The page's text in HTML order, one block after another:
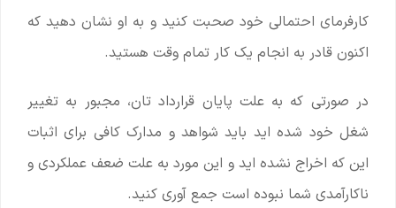
کارفرمای احتمالی خود صحبت کنید و به او نشان دهید که
اکنون قادر به انجام یک کار تمام وقت هستید.
در صورتی که به علت پایان قرارداد تان، مجبور به تغییر
شغل خود شده اید باید شواهد و مدارک کافی برای اثبات
این که اخراج نشده اید و این مورد به علت ضعف عملکردی و
ناکارآمدی شما نبوده است جمع آوری کنید.